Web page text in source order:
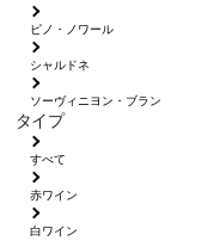
ピノ・ノワール
シャルドネ
ソーヴィニヨン・ブラン
タイプ
すべて
赤ワイン
白ワイン